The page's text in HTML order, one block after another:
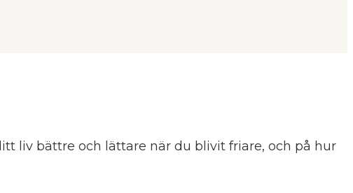
liv bättre och lättare när du blivit friare, och på hur